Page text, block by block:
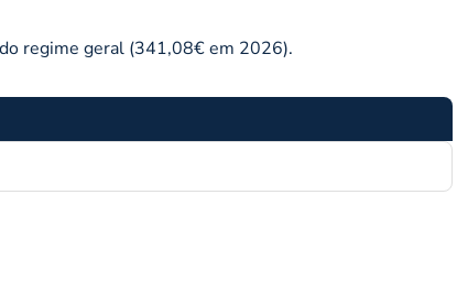
regime geral (341,08€ em 2026).